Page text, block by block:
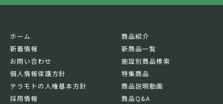
ホーム
新着情報
お問い合わせ
個人情報保護方針
テラモトの人権基本方針
採用情報
商品紹介
新商品一覧
施設別商品検索
特集商品
商品説明動画
商品Q&A